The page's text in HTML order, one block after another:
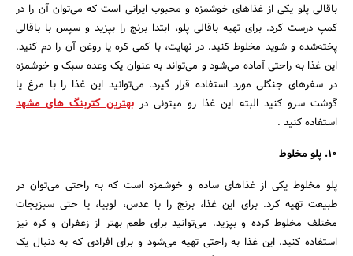
باقالی پلو یکی از غذاهای خوشمزه و محبوب ایرانی است که می‌توان آن را در
کمپ درست کرد. برای تهیه باقالی پلو، ابتدا برنج را بپزید و سپس با باقالی
پخته‌شده و شوید مخلوط کنید. در نهایت، با کمی کره یا روغن آن را دم کنید.
این غذا به راحتی آماده می‌شود و می‌تواند به عنوان یک وعده سبک و خوشمزه
در سفرهای جنگلی مورد استفاده قرار گیرد. می‌توانید این غذا را با مرغ یا
گوشت سرو کنید البته این غذا رو میتونی دربهترین کترینگ های مشهد
استفاده کنید .
10. پلو مخلوط
پلو مخلوط یکی از غذاهای ساده و خوشمزه است که به راحتی می‌توان در
طبیعت تهیه کرد. برای این غذا، برنج را با عدس، لوبیا، یا حتی سبزیجات
مختلف مخلوط کرده و بپزید. می‌توانید برای طعم بهتر از زعفران و کره نیز
استفاده کنید. این غذا به راحتی تهیه می‌شود و برای افرادی که به دنبال یک